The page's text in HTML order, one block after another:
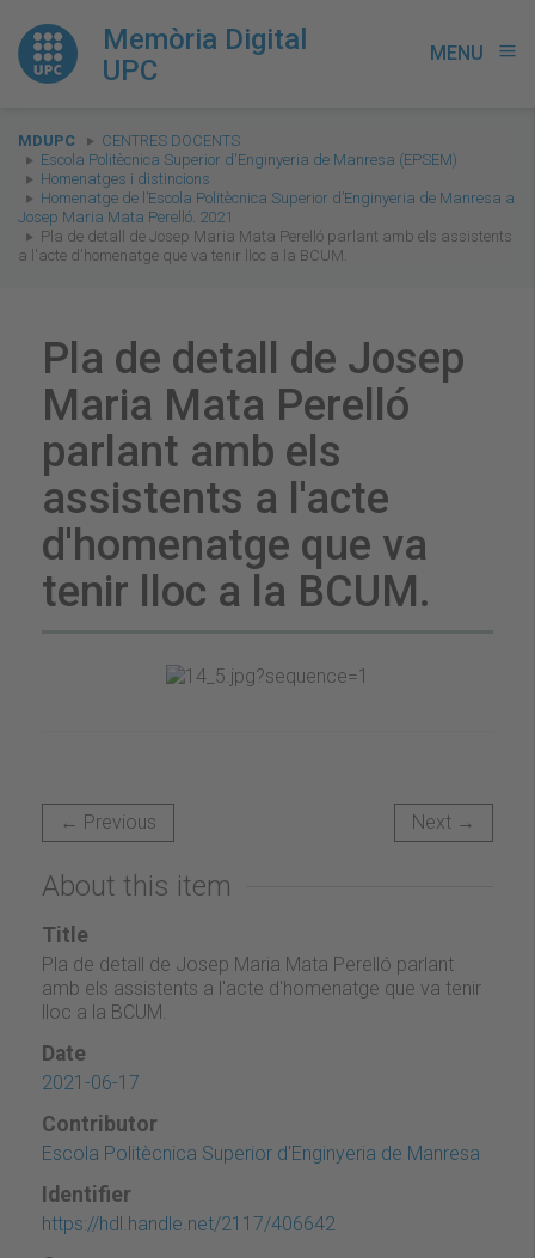
Memòria Digital
UPC
MENU menu
You
are
here:
MDUPC
CENTRES DOCENTS
Escola Politècnica Superior d'Enginyeria de Manresa (EPSEM)
Homenatges i distincions
Homenatge de l’Escola Politècnica Superior d’Enginyeria de Manresa a
Josep Maria Mata Perelló. 2021
Pla de detall de Josep Maria Mata Perelló parlant amb els assistents
a l'acte d'homenatge que va tenir lloc a la BCUM.
Pla de detall de Josep
Maria Mata Perelló
parlant amb els
assistents a l'acte
d'homenatge que va
tenir lloc a la BCUM.
← Previous Next →
About this item
Title
Pla de detall de Josep Maria Mata Perelló parlant
amb els assistents a l'acte d'homenatge que va tenir
lloc a la BCUM.
Date
2021-06-17
Contributor
Escola Politècnica Superior d'Enginyeria de Manresa
Identifier
https://hdl.handle.net/2117/406642